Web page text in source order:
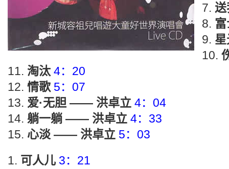
淘汰 4：20
情歌 5：07
爱·无胆 —— 洪卓立 4：04
躺一躺 —— 洪卓立 4：33
心淡 —— 洪卓立 5：03
可人儿 3：21